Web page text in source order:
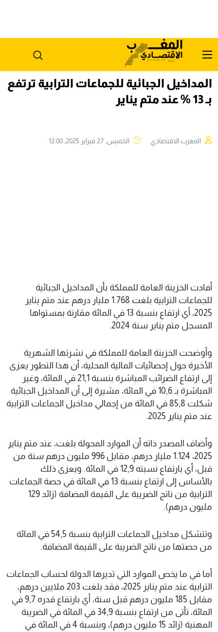
المداخيل الجبائية للجماعات الترابية ترتفع
بـ 13 % عند متم يناير
المغرب الاقتصادي الخميس, 27 فبراير 2025, 12:00
أفادت الخزينة العامة للمملكة بأن المداخيل الجبائية
للجماعات الترابية بلغت 1.768 مليار درهم عند متم يناير
2025، أي ارتفاع بنسبة 13 في المائة مقارنة بمستواها
المسجل متم يناير سنة 2024.
وأوضحت الخزينة العامة للمملكة في نشرتها الشهرية
الأخيرة حول إحصائيات المالية المحلية، أن هذا التطور يعزى
إلى ارتفاع الضرائب المباشرة بنسبة 21,1 في المائة، وغير
المباشرة بـ 10,6 في المائة، مشيرة إلى أن المداخيل الجبائية
شكلت 85,8 في المائة من إجمالي مداخيل الجماعات الترابية
عند متم يناير 2025.
وأضاف المصدر ذاته أن الموارد المحولة بلغت، عند متم يناير
2025، 1.124 مليار درهم، مقابل 996 مليون درهم سنة من
قبل، أي بارتفاع نسبته 12,9 في المائة. ويعزى ذلك
بالأساس إلى ارتفاع بنسبة 13 في المائة في حصة الجماعات
الترابية من ناتج الضريبة على القيمة المضافة (زائد 129
مليون درهم).
وتتشكل مداخيل الجماعات الترابية بنسبة 54,5 في المائة
من حصتها من ناتج الضريبة على القيمة المضافة.
أما في ما يخص الموارد التي تديرها الدولة لحساب الجماعات
الترابية عند متم يناير 2025، فقد بلغت 203 ملايين درهم،
مقابل 185 مليون درهم قبل سنة، أي بارتفاع قدره 9,7 في
المائة، تأتى من ارتفاع بنسبة 34,9 في المائة في الضريبة
المهنية (زائد 15 مليون درهم)، وبنسبة 4 في المائة في